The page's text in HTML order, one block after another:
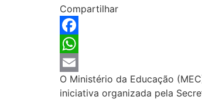
Compartilhar
Facebook
WhatsApp
Email
O Ministério da Educação
iniciativa organizada pela